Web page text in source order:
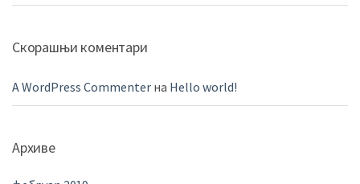
Скорашњи коментари
A WordPress Commenter на Hello world!
Архиве